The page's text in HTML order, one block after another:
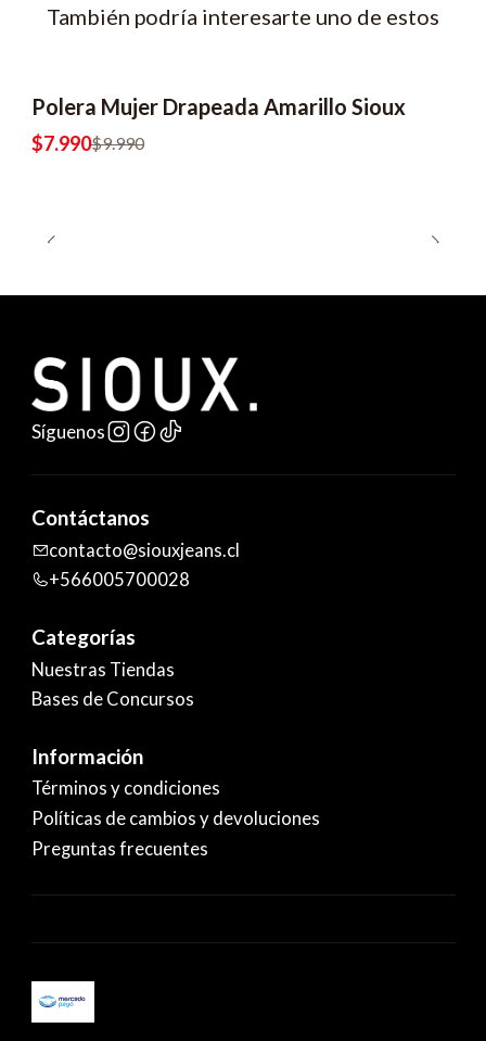
También podría interesarte uno de estos
Polera Mujer Drapeada Amarillo Sioux
$7.990$9.990
Síguenos
Contáctanos
contacto@siouxjeans.cl
+566005700028
Categorías
Nuestras Tiendas
Bases de Concursos
Información
Términos y condiciones
Políticas de cambios y devoluciones
Preguntas frecuentes